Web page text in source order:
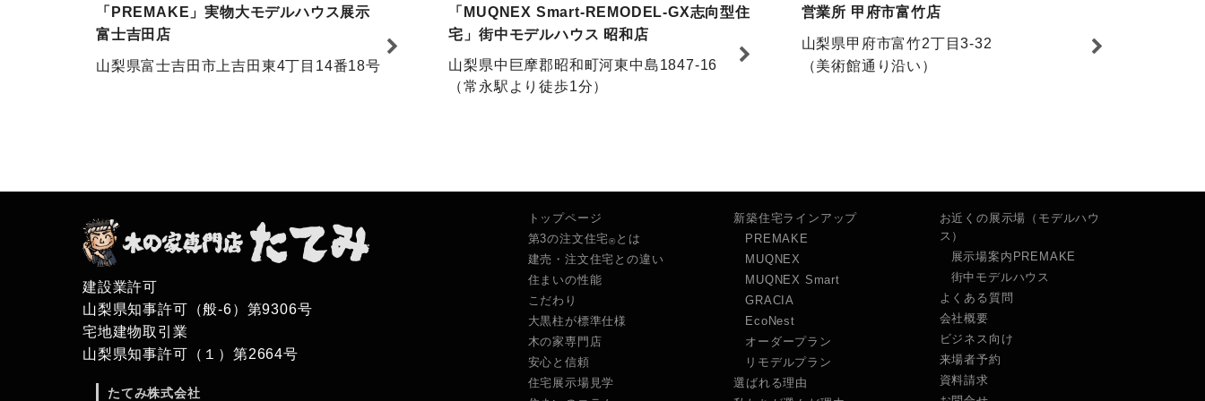
「PREMAKE」実物大モデルハウス展示
富士吉田店
山梨県富士吉田市上吉田東4丁目14番18号
「MUQNEX Smart-REMODEL-GX志向型住
宅」街中モデルハウス 昭和店
山梨県中巨摩郡昭和町河東中島1847-16
（常永駅より徒歩1分）
営業所 甲府市富竹店
山梨県甲府市富竹2丁目3-32
（美術館通り沿い）
トップページ
第3の注文住宅®とは
建売・注文住宅との違い
住まいの性能
こだわり
大黒柱が標準仕様
木の家専門店
安心と信頼
住宅展示場見学
新築住宅ラインアップ
PREMAKE
MUQNEX
MUQNEX Smart
GRACIA
EcoNest
オーダープラン
リモデルプラン
選ばれる理由
お近くの展示場（モデルハウ
ス）
展示場案内PREMAKE
街中モデルハウス
よくある質問
会社概要
ビジネス向け
来場者予約
資料請求
建設業許可
山梨県知事許可（般-6）第9306号
宅地建物取引業
山梨県知事許可（１）第2664号
たてみ株式会社